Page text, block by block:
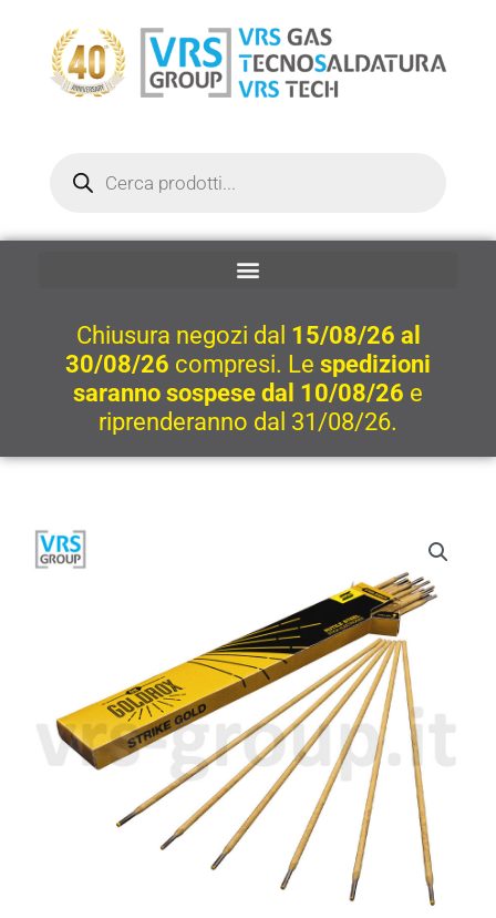
contenuto
Chiusura negozi dal 15/08/26 al
30/08/26 compresi. Le spedizioni
saranno sospese dal 10/08/26 e
riprenderanno dal 31/08/26.